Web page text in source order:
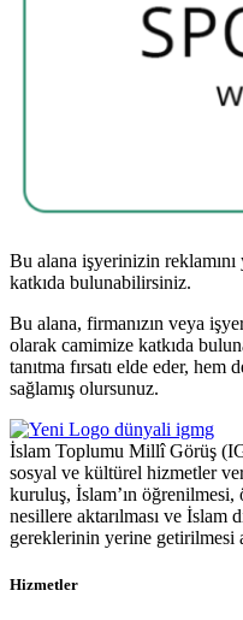
Bu alana işyerinizin
katkıda bulunabilirsiniz.
Bu alana, firmanızın veya
olarak camimize katkıda
tanıtma fırsatı elde eder,
sağlamış olursunuz.
İslam Toplumu Millî Görüş
sosyal ve kültürel hizmetler
kuruluş, İslam’ın öğrenilmesi,
nesillere aktarılması ve İslam
gereklerinin yerine getirilmesi
Hizmetler